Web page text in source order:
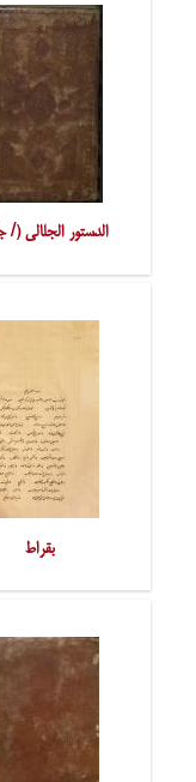
الدّستور الجلالی (/
بقراط